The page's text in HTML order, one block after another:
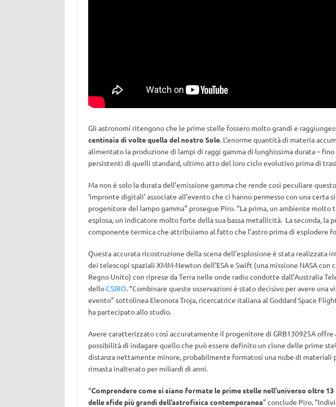
Gli astronomi ritengono che le prime stelle fossero molto grandi e
centinaia di volte quella del nostro Sole. L’enorme quantità di materia
alimentato la produzione di lampi di raggi gamma di lunghissima durata –
persistenti di quelli standard, ultimo atto del loro ciclo evolutivo prima di
Ma non è solo la durata dell’emissione gamma che rende così peculiare
‘impronte digitali’ associate all’evento che ci hanno permesso con una certa
progenitore del lampo gamma” prosegue Piro. “La prima, un ambiente molto
esplosa, un indicatore molto forte della sua bassa metallicità. La seconda, la
componente termica che attribuiamo al fatto che l’astro prima di esplodere
Questa accurata ricostruzione della scena dell’esplosione è stata realizzata
dei telescopi spaziali XMM-Newton dell’ESA e Swift (una missione NASA con
Regno Unito) con riprese da Terra nelle onde radio condotte dall’Australia
delloCSIRO. “Combinare queste osservazioni è stato decisivo per avere una
evento” sottolinea Eleonora Troja, ricercatrice italiana al Goddard Space
ha partecipato allo studio.
Avere caratterizzato così accuratamente il progenitore di GRB130925A offre
possibilità di indagare quello che può essere definito un clone delle prime
distanza nettamente minore, probabilmente formatosi una nube di materiali
rimasta inalterato per miliardi di anni.
“Comprendere come si siano formate le prime stelle nell’universo oltre
delle sfide più grandi dell’astrofisica contemporanea” conclude Piro.